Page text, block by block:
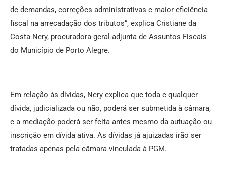
de demandas, correções administrativas e maior eficiência
fiscal na arrecadação dos tributos”, explica Cristiane da
Costa Nery, procuradora-geral adjunta de Assuntos Fiscais
do Município de Porto Alegre.
Em relação às dívidas, Nery explica que toda e qualquer
dívida, judicializada ou não, poderá ser submetida à câmara,
e a mediação poderá ser feita antes mesmo da autuação ou
inscrição em dívida ativa. As dívidas já ajuizadas irão ser
tratadas apenas pela câmara vinculada à PGM.